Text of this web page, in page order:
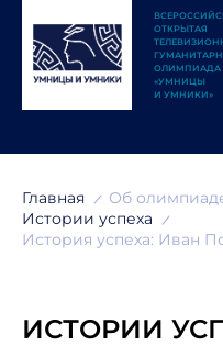
ОТКРЫТАЯ
ОЛИМПИАДА
«УМНИЦЫ
И УМНИКИ»
Главная
Об
Истории успеха
История успеха: Иван
ИСТОРИИ